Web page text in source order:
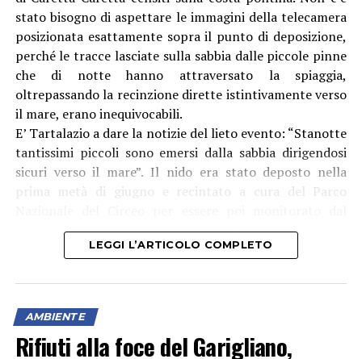
sicuri verso il mare”. Il nido era stato deposto nella
prima metà di giugno e recintato a cura del Parco
Nazionale del Circeo per essere poi monitorato dal
personale e dai volontari della Rete regionale di
protezione delle tartarughe. “Nei prossimi giorni
potremo dare ulteriori notizie su eventuali altre
emersioni”, assicurano gli esperti.
LEGGI L’ARTICOLO COMPLETO
AMBIENTE
Rifiuti alla foce del Garigliano,
Pubblicato 1 settimana fa – 31 Luglio 2026
da